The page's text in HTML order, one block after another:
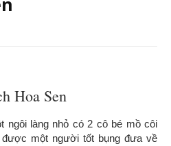
Hoa Sen
ngôi làng nhỏ có 2 cô bé mồ côi
một người tốt bụng đưa về